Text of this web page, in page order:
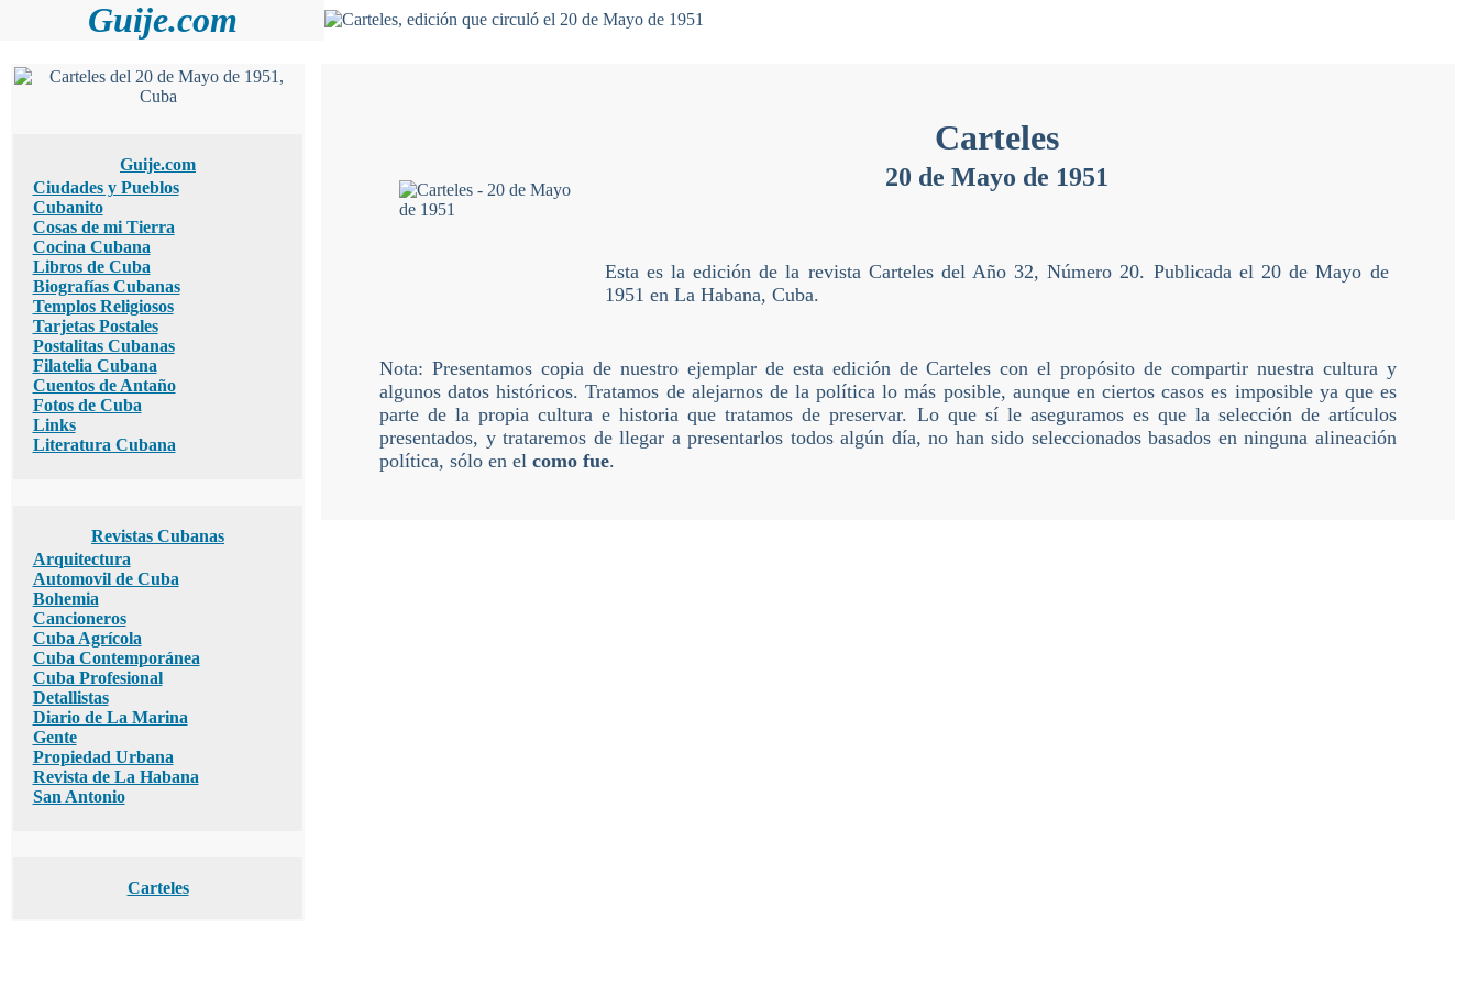
Guije.com
Guije.com
Ciudades y Pueblos
Cubanito
Cosas de mi Tierra
Cocina Cubana
Libros de Cuba
Biografías Cubanas
Templos Religiosos
Tarjetas Postales
Postalitas Cubanas
Filatelia Cubana
Cuentos de Antaño
Fotos de Cuba
Links
Literatura Cubana
Revistas Cubanas
Arquitectura
Automovil de Cuba
Bohemia
Cancioneros
Cuba Agrícola
Cuba Contemporánea
Cuba Profesional
Detallistas
Diario de La Marina
Gente
Propiedad Urbana
Revista de La Habana
San Antonio
Carteles
Carteles
20 de Mayo de 1951
Esta es la edición de la revista Carteles del Año 32, Número 20. Publicada el 20 de Mayo de
1951 en La Habana, Cuba.
Nota: Presentamos copia de nuestro ejemplar de esta edición de Carteles con el propósito de compartir nuestra cultura y
algunos datos históricos. Tratamos de alejarnos de la política lo más posible, aunque en ciertos casos es imposible ya que es
parte de la propia cultura e historia que tratamos de preservar. Lo que sí le aseguramos es que la selección de artículos
presentados, y trataremos de llegar a presentarlos todos algún día, no han sido seleccionados basados en ninguna alineación
política, sólo en el como fue.